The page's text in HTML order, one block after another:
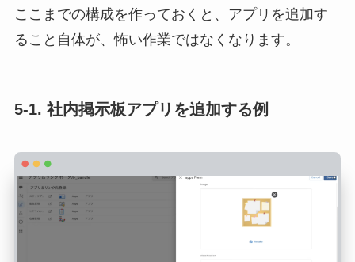
ここまでの構成を作っておくと、アプリを追加す
ること自体が、怖い作業ではなくなります。
5-1. 社内掲示板アプリを追加する例